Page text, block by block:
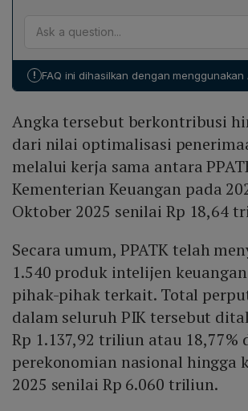
Oktober 2025. Meskipun demikian,
mempublikasikan rincian lebih lanjut
transaksi tersebut.
2025. Angka ini mencerminkan
keuangan dalam mengungkapkan
pajak, korupsi, dan penipuan yang
sektor ekonomi.
PPATK mencatat penurunan
online sebesar 20 % dari Rp 359,81
menjadi Rp 286,84 triliun pada tahun
Rp 36,01 triliun. Jumlah rekening yang
dompet elektronik, dan QRIS.
penyetoran deposit meningkat
PPATK dipengaruhi oleh strategi tepat
efektif antara pemerintah dan sektor
! FAQ ini dihasilkan dengan menggunakan
Angka tersebut berkontribusi
dari nilai optimalisasi
melalui kerja sama antara
Kementerian Keuangan pada
Oktober 2025 senilai Rp 18,64
Secara umum, PPATK telah
1.540 produk intelijen
pihak-pihak terkait. Total
dalam seluruh PIK tersebut
Rp 1.137,92 triliun atau 18,77%
perekonomian nasional hingga
2025 senilai Rp 6.060 triliun.